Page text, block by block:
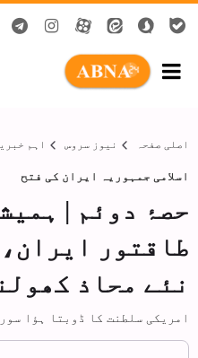
اصلی صفحہ نیوز سروس اہم
اسلامی جمہوریہ ایران کی فتح
حصۂ دوئم |
طاقتور ایران،
نئے محاذ
امریکی سلطنت کا ڈوبتا ہؤا